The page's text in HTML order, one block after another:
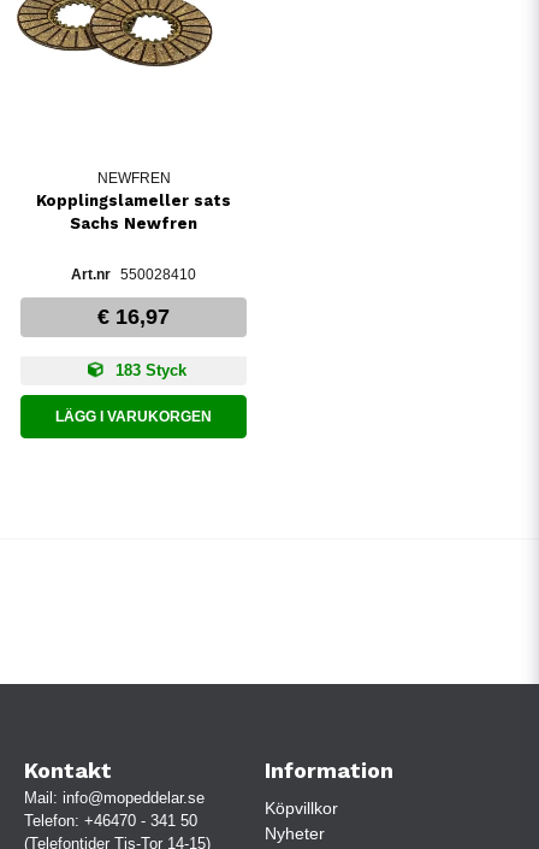
NEWFREN
Kopplingslameller sats
Sachs Newfren
550028410
€ 16,97
183 Styck
LÄGG I VARUKORGEN
Kontakt
Mail: info@mopeddelar.se
Telefon: +46470 - 341 50
(Telefontider Tis-Tor 14-15)
Information
Köpvillkor
Nyheter